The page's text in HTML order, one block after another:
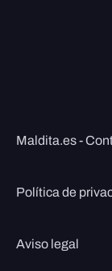
Maldita.es -
Política de
Aviso legal